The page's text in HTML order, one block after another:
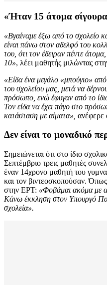
«Ήταν 15 άτομα
«Βγαίναμε έξω από το σχολείο
είναι πάνω στον αδελφό του
του, ότι τον έδειραν πέντε
10», λέει μαθητής μιλώντας
«Είδα ένα μεγάλο «μπούγιο»
του σχολείου μας, μετά να
πρόσωπο, ενώ έφυγαν από το
Τον είδα να έχει πάγο στο
κατάσταση με αίματα», ανέφερε
Δεν είναι το μοναδικό
Σημειώνεται ότι στο ίδιο
Σεπτέμβριο τρεις μαθητές
έναν 14χρονο μαθητή του
και τον βιντεοσκοπούσαν.
στην ΕΡΤ: «Φοβάμαι ακόμα με
Κάνω έκκληση στον Υπουργό
σχολεία».